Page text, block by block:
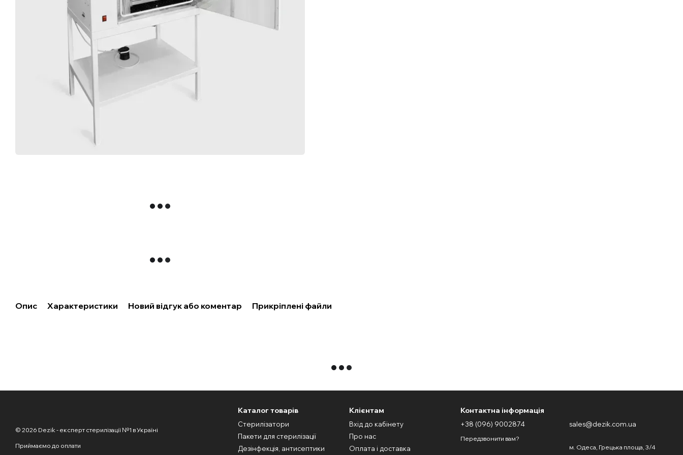
Опис Характеристики Новий відгук або коментар Прикріплені файли
© 2026 Dezik - експерт стерилізації №1 в Україні
Приймаємо до оплати
Каталог товарів
Стерилізатори
Пакети для стерилізації
Дезінфекція, антисептики
Клієнтам
Вхід до кабінету
Про нас
Оплата і доставка
Контактна інформація
+38 (096) 9002874
Передзвонити вам?
sales@dezik.com.ua
м. Одеса, Грецька площа, 3/4